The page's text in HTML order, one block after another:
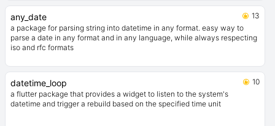
any_date
13
a package for parsing string into datetime in any format. easy way to
parse a date in any format and in any language, while always respecting
iso and rfc formats
datetime_loop
10
a flutter package that provides a widget to listen to the system's
datetime and trigger a rebuild based on the specified time unit